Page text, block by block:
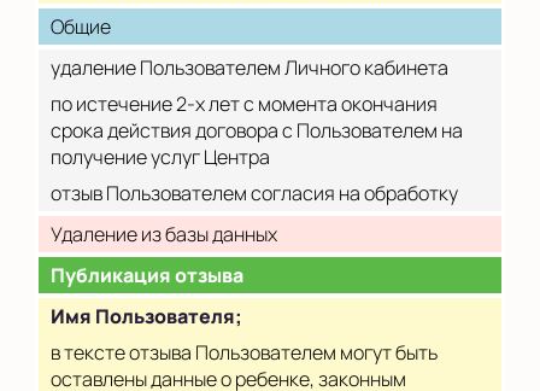
Общие
удаление Пользователем Личного кабинета
по истечение 2-х лет с момента окончания
срока действия договора с Пользователем на
получение услуг Центра
отзыв Пользователем согласия на обработку
Удаление из базы данных
Публикация отзыва
Имя Пользователя;
в тексте отзыва Пользователем могут быть
оставлены данные о ребенке, законным